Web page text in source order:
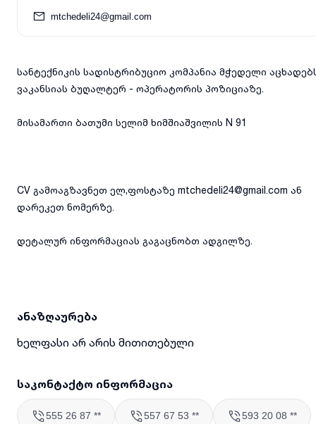
mtchedeli24@gmail.com
სანტექნიკის სადისტრიბუციო კომპანია მჭედელი
ვაკანსიას ბუღალტერ - ოპერატორის პოზიციაზე.
მისამართი ბათუმი სელიმ ხიმშიაშვილის N 91
CV გამოაგზავნეთ ელ,ფოსტაზე mtchedeli24@gmail.com ან
დარეკეთ ნომერზე.
დეტალურ ინფორმაციას გაგაცნობთ ადგილზე.
ანაზღაურება
ხელფასი არ არის მითითებული
საკონტაქტო ინფორმაცია
555 26 87 ** 557 67 53 ** 593 20 08 **